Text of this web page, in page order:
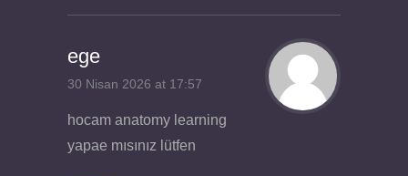
ege
30 Nisan 2026 at 17:57
hocam anatomy learning
yapae mısınız lütfen